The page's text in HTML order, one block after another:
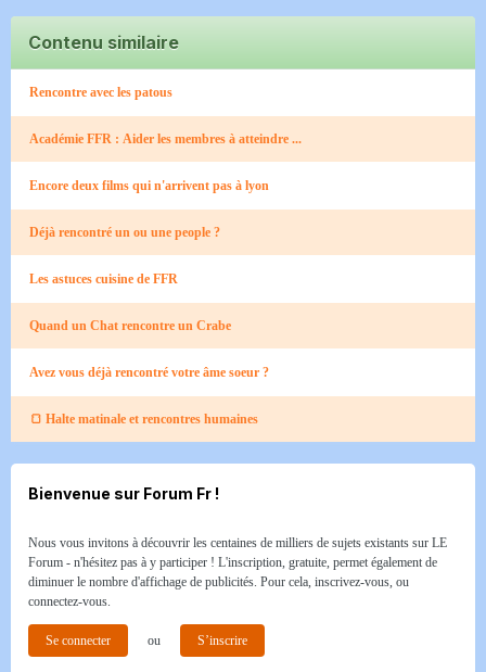
Contenu similaire
Rencontre avec les patous
Académie FFR : Aider les membres à atteindre ...
Encore deux films qui n'arrivent pas à lyon
Déjà rencontré un ou une people ?
Les astuces cuisine de FFR
Quand un Chat rencontre un Crabe​
Avez vous déjà rencontré votre âme soeur ?
🍞 Halte matinale et rencontres humaines​
Bienvenue sur Forum Fr !
Nous vous invitons à découvrir les centaines de milliers de sujets existants sur LE
Forum - n'hésitez pas à y participer ! L'inscription, gratuite, permet également de
diminuer le nombre d'affichage de publicités. Pour cela, inscrivez-vous, ou
connectez-vous.
Se connecter ou S’inscrire